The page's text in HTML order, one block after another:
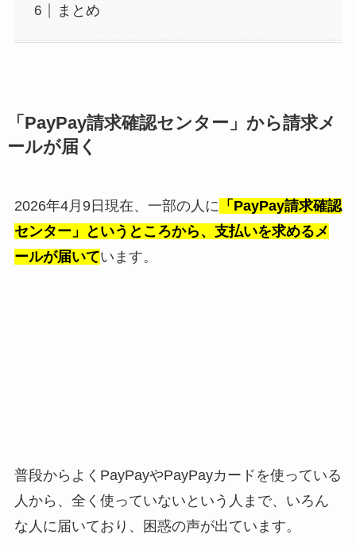
まとめ
「PayPay請求確認センター」から請求メ
ールが届く
2026年4月9日現在、一部の人に 「PayPay請求確認
センター」というところから、支払いを求めるメ
ールが届いています。
普段からよくPayPayやPayPayカードを使っている
人から、全く使っていないという人まで、いろん
な人に届いており、困惑の声が出ています。